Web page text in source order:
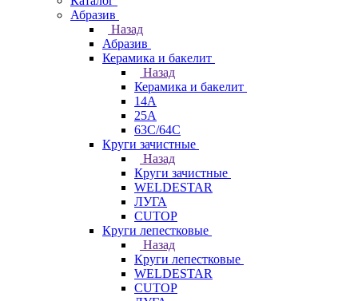
Абразив
Назад
Абразив
Керамика и бакелит
Назад
Керамика и бакелит
14А
25А
63С/64С
Круги зачистные
Назад
Круги зачистные
WELDESTAR
ЛУГА
CUTOP
Круги лепестковые
Назад
Круги лепестковые
WELDESTAR
CUTOP